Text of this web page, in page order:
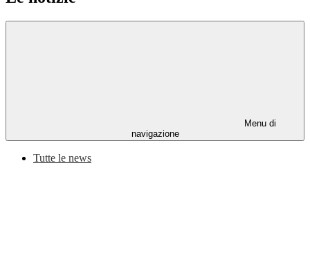
Menu di
navigazione
Tutte le news